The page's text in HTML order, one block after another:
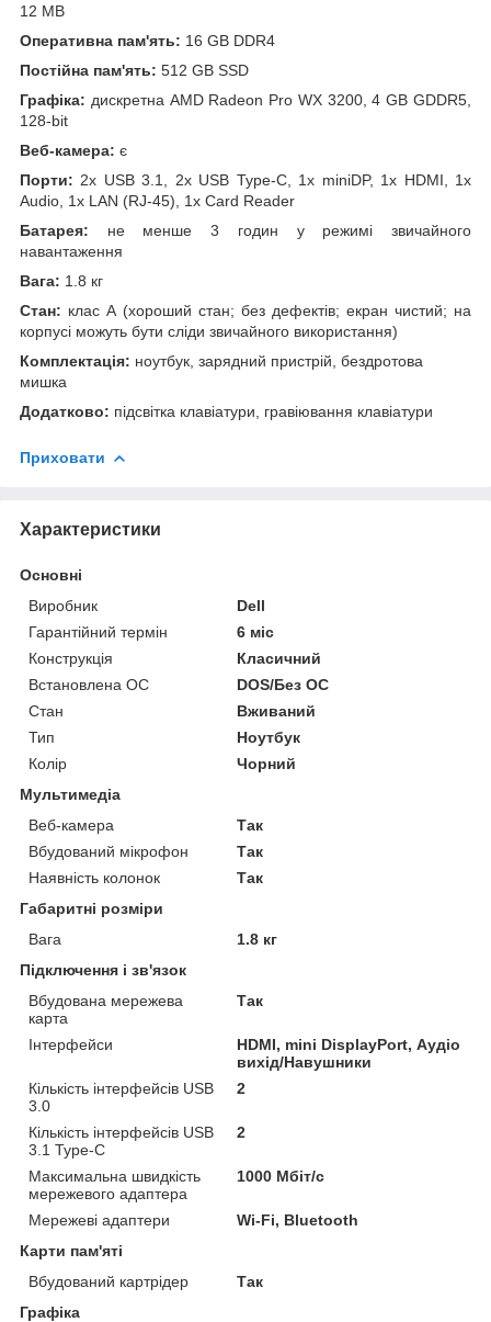
12 MB
Оперативна пам'ять: 16 GB DDR4
Постійна пам'ять: 512 GB SSD
Графіка: дискретна AMD Radeon Pro WX 3200, 4 GB GDDR5,
128-bit
Веб-камера: є
Порти: 2x USB 3.1, 2x USB Type-C, 1x miniDP, 1x HDMI, 1x
Audio, 1x LAN (RJ-45), 1x Card Reader
Батарея: не менше 3 годин у режимі звичайного
навантаження
Вага: 1.8 кг
Стан: клас А (хороший стан; без дефектів; екран чистий; на
корпусі можуть бути сліди звичайного використання)
Комплектація: ноутбук, зарядний пристрій, бездротова
мишка
Додатково: підсвітка клавіатури, гравіювання клавіатури
Приховати
Характеристики
Основні
Виробник
Dell
Гарантійний термін
6 міс
Конструкція
Класичний
Встановлена ОС
DOS/Без ОС
Стан
Вживаний
Тип
Ноутбук
Колір
Чорний
Мультимедіа
Веб-камера
Так
Вбудований мікрофон
Так
Наявність колонок
Так
Габаритні розміри
Вага
1.8 кг
Підключення і зв'язок
Вбудована мережева
карта
Так
Інтерфейси
HDMI, mini DisplayPort, Аудіо
вихід/Навушники
Кількість інтерфейсів USB
3.0
2
Кількість інтерфейсів USB
3.1 Type-C
2
Максимальна швидкість
мережевого адаптера
1000 Мбіт/с
Мережеві адаптери
Wi-Fi, Bluetooth
Карти пам'яті
Вбудований картрідер
Так
Графіка